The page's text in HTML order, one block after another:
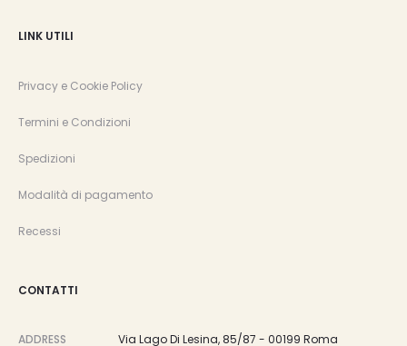
LINK UTILI
Privacy e Cookie Policy
Termini e Condizioni
Spedizioni
Modalità di pagamento
Recessi
CONTATTI
ADDRESS Via Lago Di Lesina, 85/87 - 00199 Roma